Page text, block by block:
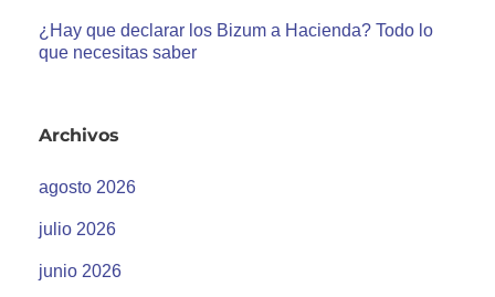
¿Hay que declarar los Bizum a Hacienda? Todo lo
que necesitas saber
Archivos
agosto 2026
julio 2026
junio 2026